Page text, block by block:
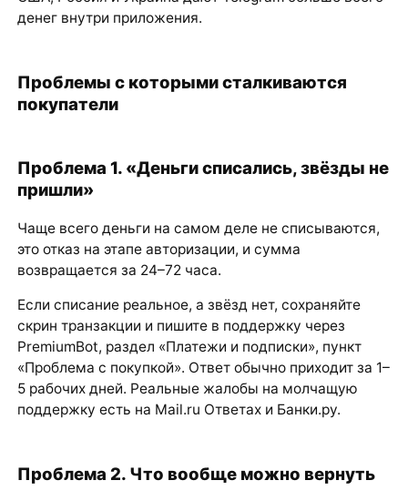
денег внутри приложения.
Проблемы с которыми сталкиваются
покупатели
Проблема 1. «Деньги списались, звёзды не
пришли»
Чаще всего деньги на самом деле не списываются,
это отказ на этапе авторизации, и сумма
возвращается за 24–72 часа.
Если списание реальное, а звёзд нет, сохраняйте
скрин транзакции и пишите в поддержку через
PremiumBot, раздел «Платежи и подписки», пункт
«Проблема с покупкой». Ответ обычно приходит за 1–
5 рабочих дней. Реальные жалобы на молчащую
поддержку есть на Mail.ru Ответах и Банки.ру.
Проблема 2. Что вообще можно вернуть